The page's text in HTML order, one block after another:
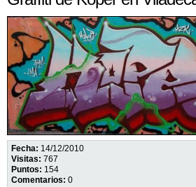
Fecha: 14/12/2010
Visitas: 767
Puntos: 154
Comentarios: 0